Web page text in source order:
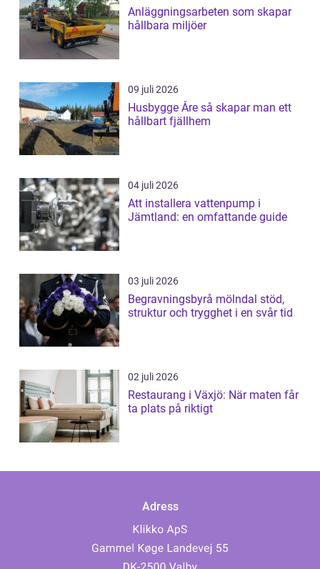
Anläggningsarbeten som skapar
hållbara miljöer
09 juli 2026
Husbygge Åre så skapar man ett
hållbart fjällhem
04 juli 2026
Att installera vattenpump i
Jämtland: en omfattande guide
03 juli 2026
Begravningsbyrå mölndal stöd,
struktur och trygghet i en svår tid
02 juli 2026
Restaurang i Växjö: När maten får
ta plats på riktigt
Adress